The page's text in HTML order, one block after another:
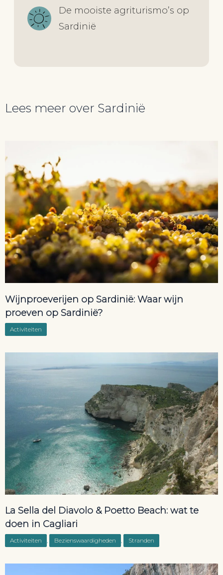
De mooiste agriturismo’s op
Sardinië
Lees meer over Sardinië
Wijnproeverijen op Sardinië: Waar wijn
proeven op Sardinië?
Activiteiten
La Sella del Diavolo & Poetto Beach: wat te
doen in Cagliari
Activiteiten , Bezienswaardigheden , Stranden